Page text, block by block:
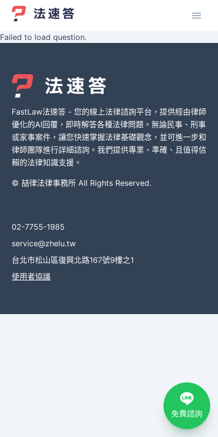
Failed to load question.
FastLaw法速答 - 您的線上法律諮詢平台，提供經由律師
優化的AI回覆，即時解答各種法律問題。無論民事、刑事
或家事案件，讓您快速掌握法律基礎觀念，並可進一步和
律師團隊進行詳細諮詢。我們提供專業、準確、且值得信
賴的法律知識支援。
© 喆律法律事務所 All Rights Reserved.
02-7755-1985
service@zhelu.tw
台北市松山區復興北路167號9樓之1
使用者協議
免費諮詢